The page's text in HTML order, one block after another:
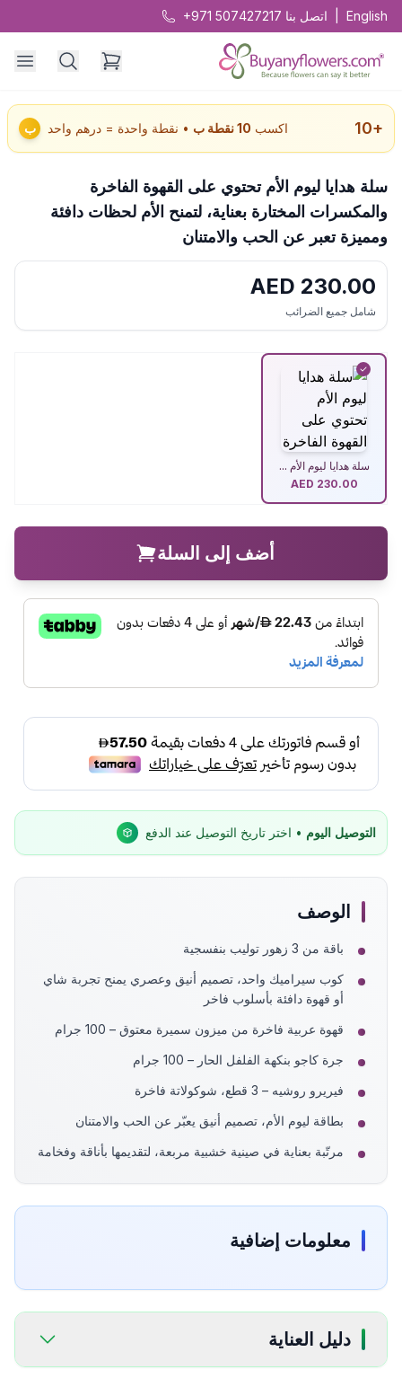
English اتصل بنا +971 507427217
+
10 اكسب 10نقطة ب • نقطة واحدة = درهم واحد ب
سلة هدايا ليوم الأم تحتوي على القهوة الفاخرة
والمكسرات المختارة بعناية، لتمنح الأم لحظات دافئة
ومميزة تعبر عن الحب والامتنان
230.00
شامل جميع الضرائب
سلة هدايا ليوم الأم ...
AED 230.00
أضف إلى السلة
التوصيل اليوم • اختر تاريخ التوصيل عند الدفع
الوصف
باقة من 3 زهور توليب بنفسجية
كوب سيراميك واحد، تصميم أنيق وعصري يمنح تجربة شاي
أو قهوة دافئة بأسلوب فاخر
قهوة عربية فاخرة من ميزون سميرة معتوق – 100 جرام
جرة كاجو بنكهة الفلفل الحار – 100 جرام
فيريرو روشيه – 3 قطع، شوكولاتة فاخرة
بطاقة ليوم الأم، تصميم أنيق يعبّر عن الحب والامتنان
مرتّبة بعناية في صينية خشبية مربعة، لتقديمها بأناقة وفخامة
معلومات إضافية
دليل العناية